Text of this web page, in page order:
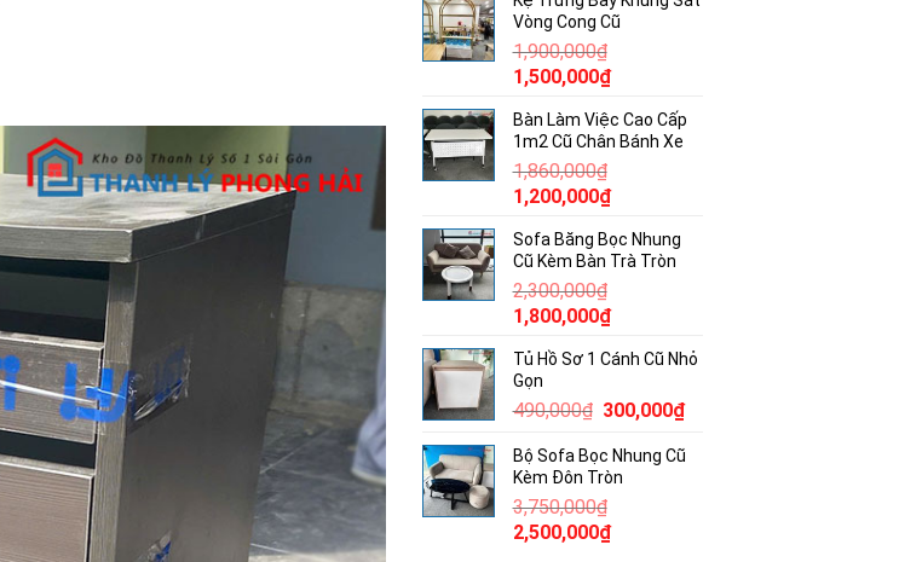
680,000₫.
Vòng Cong Cũ
1,900,000₫
Giá
là:
1,900,000₫.
1,500,000₫Giá
tại
là:
Bàn Làm Việc Cao Cấp
1m2 Cũ Chân Bánh Xe
1,860,000₫
Giá
là:
1,860,000₫.
1,200,000₫Giá
tại
là:
Sofa Băng Bọc Nhung
Cũ Kèm Bàn Trà Tròn
2,300,000₫
Giá
là:
2,300,000₫.
1,800,000₫Giá
tại
1,800,000₫.
Tủ Hồ Sơ 1 Cánh Cũ Nhỏ
Gọn
490,000₫ Giá
là:
490,000₫.
300,000₫Giá
tại
Bộ Sofa Bọc Nhung Cũ
Kèm Đôn Tròn
3,750,000₫
Giá
2,500,000₫Giá